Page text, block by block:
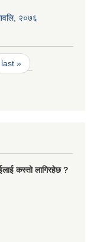
२०७६
last »
कस्तो लागिरहेछ ?